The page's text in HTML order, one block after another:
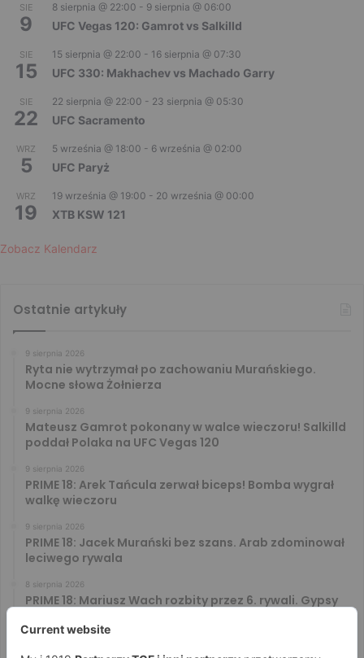
SIE
9
8 sierpnia @ 22:00 - 9 sierpnia @ 06:00
UFC Vegas 120: Gamrot vs Salkilld
SIE
15
15 sierpnia @ 22:00 - 16 sierpnia @ 07:30
UFC 330: Makhachev vs Machado Garry
SIE
22
22 sierpnia @ 22:00 - 23 sierpnia @ 05:30
UFC Sacramento
WRZ
5
5 września @ 18:00 - 6 września @ 02:00
UFC Paryż
WRZ
19
19 września @ 19:00 - 20 września @ 00:00
XTB KSW 121
Zobacz Kalendarz
Ostatnie artykuły
9 sierpnia 2026
Ryta nie wytrzymał po zachowaniu Murańskiego.
Mocne słowa Żołnierza
9 sierpnia 2026
Mateusz Gamrot pokonany w walce wieczoru! Salkilld
poddał Polaka na UFC Vegas 120
9 sierpnia 2026
PRIME 18: Arek Tańcula zerwał biceps! Bomba wygrał
walkę wieczoru
9 sierpnia 2026
PRIME 18: Jacek Murański bez szans. Arab zdominował
leciwego rywala
8 sierpnia 2026
PRIME 18: Mariusz Wach rozbity przez 6. rywali. Gypsy